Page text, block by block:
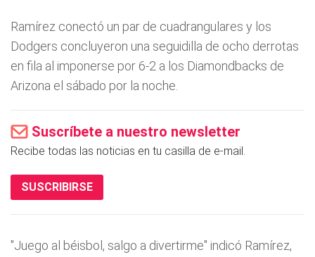
Ramí­rez conectó un par de cuadrangulares y los
Dodgers concluyeron una seguidilla de ocho derrotas
en fila al imponerse por 6-2 a los Diamondbacks de
Arizona el sábado por la noche.
Suscríbete a nuestro newsletter
Recibe todas las noticias en tu casilla de e-mail.
SUSCRIBIRSE
"Juego al béisbol, salgo a divertirme" indicó Ramí­rez,